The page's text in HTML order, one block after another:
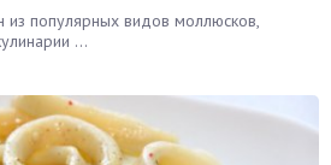
популярных видов моллюсков,
...